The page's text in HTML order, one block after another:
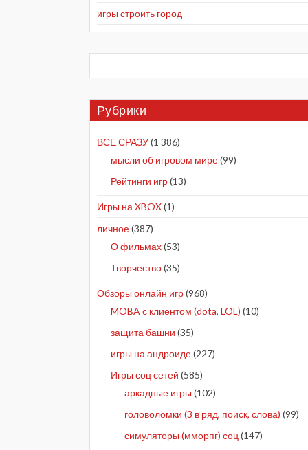
игры строить город
Рубрики
ВСЕ СРАЗУ(1 386)
мысли об игровом мире(99)
Рейтинги игр(13)
Игры на XBOX(1)
личное(387)
О фильмах(53)
Творчество(35)
Обзоры онлайн игр(968)
MOBA с клиентом (dota, LOL) (10)
защита башни (35)
игры на андроиде(227)
Игры соц сетей (585)
аркадные игры (102)
головоломки (3 в ряд, поиск, слова) (99)
симуляторы (мморпг) соц (147)